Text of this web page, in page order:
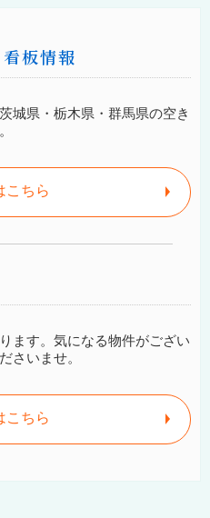
板情報
城県・栃木県・群馬県の空き
こちら
ます。気になる物件がござい
さいませ。
こちら